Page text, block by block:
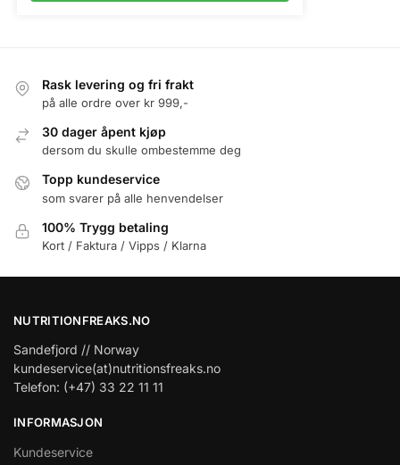
Rask levering og fri frakt
på alle ordre over kr 999,-
30 dager åpent kjøp
dersom du skulle ombestemme deg
Topp kundeservice
som svarer på alle henvendelser
100% Trygg betaling
Kort / Faktura / Vipps / Klarna
NUTRITIONFREAKS.NO
Sandefjord // Norway
kundeservice(at)nutritionsfreaks.no
Telefon: (+47) 33 22 11 11
INFORMASJON
Kundeservice